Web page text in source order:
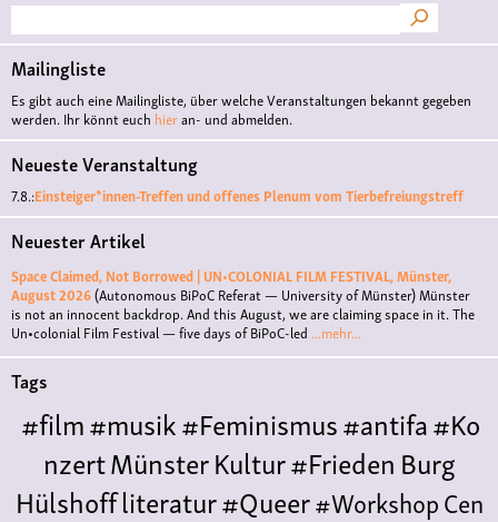
Suche
Mailingliste
Es gibt auch eine Mailingliste, über welche Veranstaltungen bekannt gegeben
werden. Ihr könnt euch hieran- und abmelden.
Neueste Veranstaltung
7.8.:Einsteiger*innen-Treffen und offenes Plenum vom Tierbefreiungstreff
Neuester Artikel
Space Claimed, Not Borrowed | UN•COLONIAL FILM FESTIVAL, Münster,
August 2026(Autonomous BiPoC Referat — University of Münster)Münster
is not an innocent backdrop. And this August, we are claiming space in it. The
Un•colonial Film Festival — five days of BiPoC-led ...mehr...
Tags
#film#musik#Feminismus#antifa#Ko
nzertMünsterKultur#FriedenBurg
Hülshoffliteratur#Queer#WorkshopCen